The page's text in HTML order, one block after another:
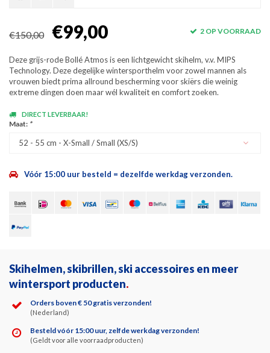
€150,00 €99,00 2 OP VOORRAAD
Deze grijs-rode Bollé Atmos is een lichtgewicht skihelm, v.v. MIPS
Technology. Deze degelijke wintersporthelm voor zowel mannen als
vrouwen biedt prima allround bescherming voor skiërs die weinig
extreme dingen doen maar wél kwaliteit en comfort zoeken.
DIRECT LEVERBAAR!
Maat: *
52 - 55 cm - X-Small / Small (XS/S)
Vóór 15:00 uur besteld = dezelfde werkdag verzonden.
Skihelmen, skibrillen, ski accessoires en meer
wintersport producten.
Orders boven € 50 gratis verzonden!
(Nederland)
Besteld vóór 15:00 uur, zelfde werkdag verzonden!
(Geldt voor alle voorraadproducten)